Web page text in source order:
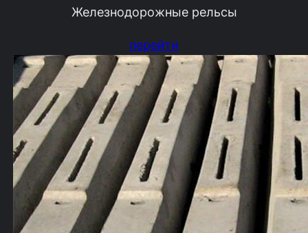
Железнодорожные рельсы
перейти